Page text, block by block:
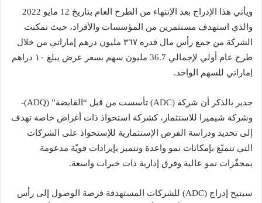
ويأتي هذا الإدراج بعد الإنتهاء من الطرح العام بتاريخ 12 مايو 2022
والذي استهدف مستثمرين من المؤسسات والأفراد، حيث تمكنت
الشركة من جمع رأس مال قدره ٣٦٧ مليون درهم إماراتي من خلال
طرح عام أولي لإجمالي 36.7 مليون سهم بسعر عرض يبلغ ١٠ دراهم
إماراتي للسهم الواحد.
جدير بالذكر أن شركة (ADC) تأسست من قبل “القابضة” (ADQ)­
وشركة شيميرا للاستثمار، كشركة استحواذ ذات أغراض خاصة تهدف
إلى تحديد ودراسة الفرص الإستثمارية للإستحواذ على الشركات
التي تتمتّع بإمكانات نمو واعدة وتتميز بإيرادات قويّة مدعومة
بمحفّزات نمو عالية وفرق إدارية ذات خبرات واسعة.
سيتيح إدراج (ADC) للشركات المستهدفة فرصة الوصول إلى رأس